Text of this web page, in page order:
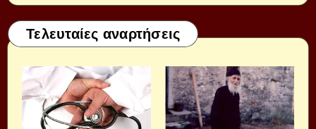
Τελευταίες αναρτήσεις